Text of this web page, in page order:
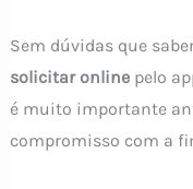
Sem dúvidas que
solicitar onlinepelo
é muito importante
compromisso com a